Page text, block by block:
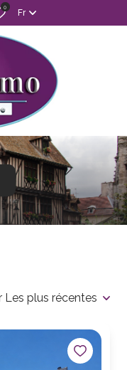
0
Fr
Les plus récentes